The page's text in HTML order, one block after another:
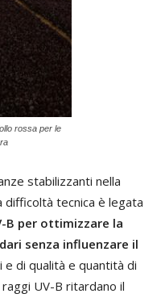
rossa per le
stabilizzanti nella
difficoltà tecnica è legata
B per ottimizzare la
senza influenzare il
di qualità e quantità di
UV-B ritardano il